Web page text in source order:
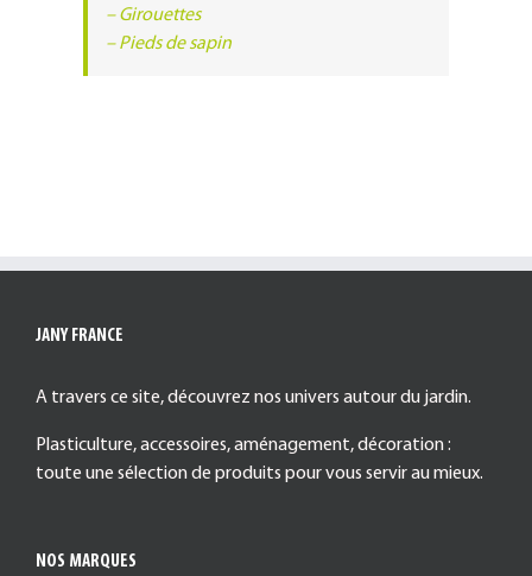
– Girouettes
– Pieds de sapin
JANY FRANCE
A travers ce site, découvrez nos univers autour du jardin.
Plasticulture, accessoires, aménagement, décoration :
toute une sélection de produits pour vous servir au mieux.
NOS MARQUES